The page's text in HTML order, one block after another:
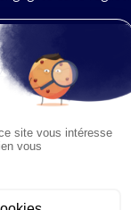
de l'émission